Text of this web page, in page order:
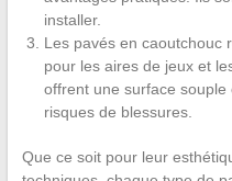
installer.
Les pavés en caoutchouc
pour les aires de jeux et
offrent une surface
risques de blessures.
Que ce soit pour leur